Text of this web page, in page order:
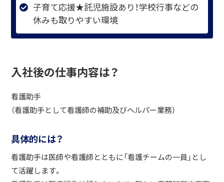
子育て応援★託児施設あり！学校行事などの
休みも取りやすい環境
入社後の仕事内容は？
看護助手
（看護助手として看護師の補助及びヘルパー業務）
具体的には？
看護助手は医師や看護師とともに「看護チームの一員」とし
て活躍します。